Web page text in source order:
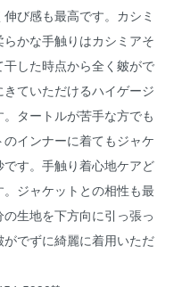
び感も最高です。カシミ
かな手触りはカシミアそ
した時点から全く皴がで
ていただけるハイゲージ
タートルが苦手な方でも
インナーに着てもジャケ
す。手触り着心地ケアど
ジャケットとの相性も最
生地を下方向に引っ張っ
でずに綺麗に着用いただ